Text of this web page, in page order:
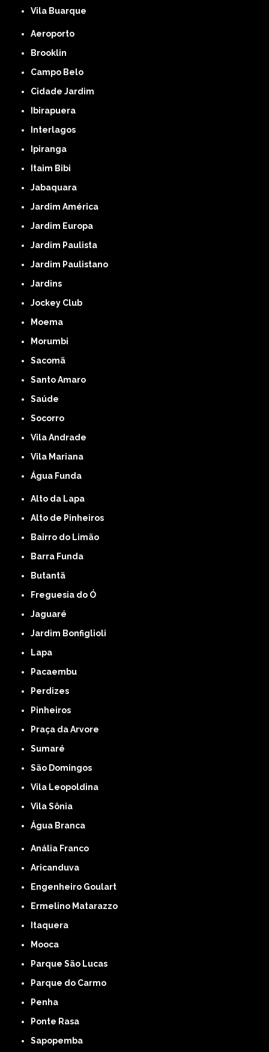
Vila Buarque
Aeroporto
Brooklin
Campo Belo
Cidade Jardim
Ibirapuera
Interlagos
Ipiranga
Itaim Bibi
Jabaquara
Jardim América
Jardim Europa
Jardim Paulista
Jardim Paulistano
Jardins
Jockey Club
Moema
Morumbi
Sacomã
Santo Amaro
Saúde
Socorro
Vila Andrade
Vila Mariana
Água Funda
Alto da Lapa
Alto de Pinheiros
Bairro do Limão
Barra Funda
Butantã
Freguesia do Ó
Jaguaré
Jardim Bonfiglioli
Lapa
Pacaembu
Perdizes
Pinheiros
Praça da Arvore
Sumaré
São Domingos
Vila Leopoldina
Vila Sônia
Água Branca
Anália Franco
Aricanduva
Engenheiro Goulart
Ermelino Matarazzo
Itaquera
Mooca
Parque São Lucas
Parque do Carmo
Penha
Ponte Rasa
Sapopemba